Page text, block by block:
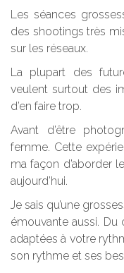
Les séances
des shootings très
sur les réseaux.
La plupart des
veulent surtout des
d’en faire trop.
Avant d’être
femme. Cette
ma façon d’aborder
aujourd’hui.
Je sais qu’une
émouvante aussi.
adaptées à votre
son rythme et ses